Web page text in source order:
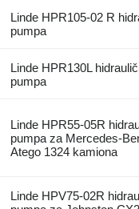
Linde HPR105-02 R
pumpa
Linde HPR130L
pumpa
Linde HPR55-05R
pumpa za Mercedes-
Atego 1324 kamiona
Linde HPV75-02R